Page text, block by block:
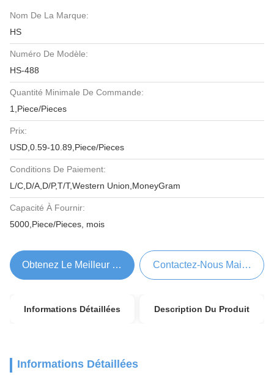
Nom De La Marque:
HS
Numéro De Modèle:
HS-488
Quantité Minimale De Commande:
1,Piece/Pieces
Prix:
USD,0.59-10.89,Piece/Pieces
Conditions De Paiement:
L/C,D/A,D/P,T/T,Western Union,MoneyGram
Capacité À Fournir:
5000,Piece/Pieces, mois
Obtenez Le Meilleur Prix Contactez-Nous Maintenant
Informations Détaillées Description Du Produit
Informations Détaillées